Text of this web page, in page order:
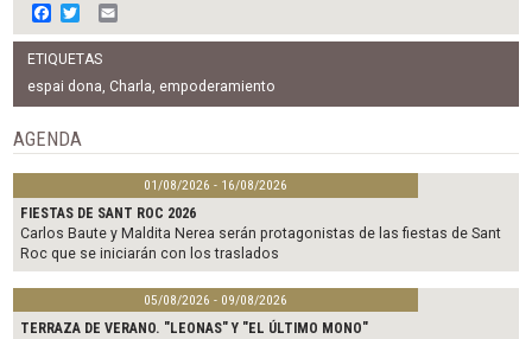
F
a
c
e
b
o
o
k
w
i
t
t
e
m
l
ETIQUETAS
espai dona, Charla, empoderamiento
AGENDA
01/08/2026 - 16/08/2026
FIESTAS DE SANT ROC 2026
Carlos Baute y Maldita Nerea serán protagonistas de las fiestas de Sant
Roc que se iniciarán con los traslados
05/08/2026 - 09/08/2026
TERRAZA DE VERANO. "LEONAS" Y "EL ÚLTIMO MONO"